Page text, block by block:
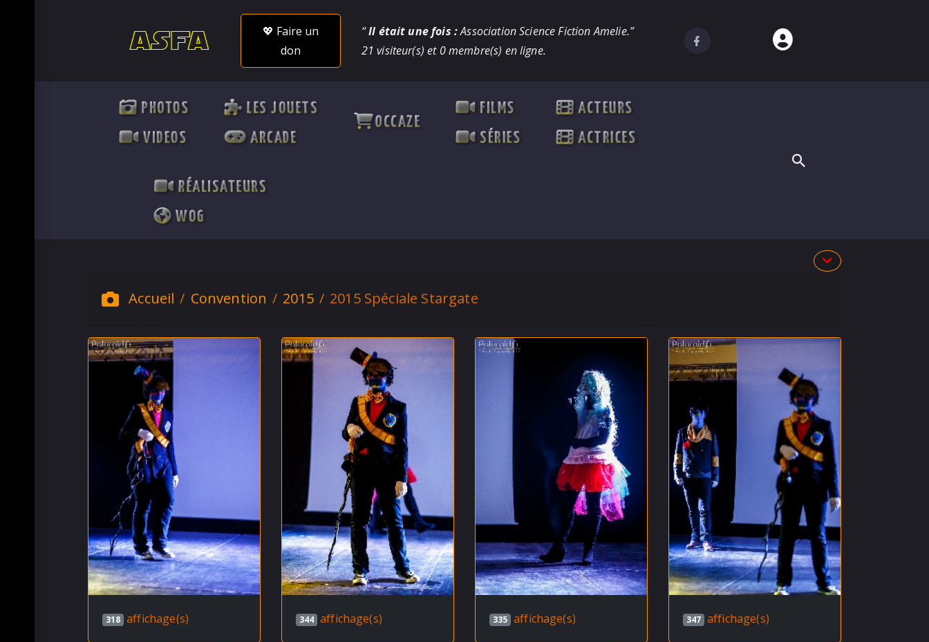
💖 Faire un
don
“Il était une fois :Association Science Fiction Amelie.”
21 visiteur(s) et 0 membre(s) en ligne.
PHOTOS
VIDEOS
LES JOUETS
ARCADE
OCCAZE
FILMS
SÉRIES
ACTEURS
ACTRICES
RÉALISATEURS
WOG
Accueil Convention 2015 2015 Spéciale Stargate
318 affichage(s) 344 affichage(s) 335 affichage(s) 347 affichage(s)